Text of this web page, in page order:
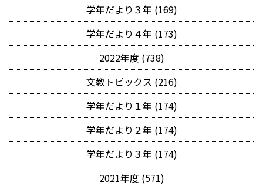
学年だより３年 (169)
学年だより４年 (173)
2022年度 (738)
文教トピックス (216)
学年だより１年 (174)
学年だより２年 (174)
学年だより３年 (174)
2021年度 (571)